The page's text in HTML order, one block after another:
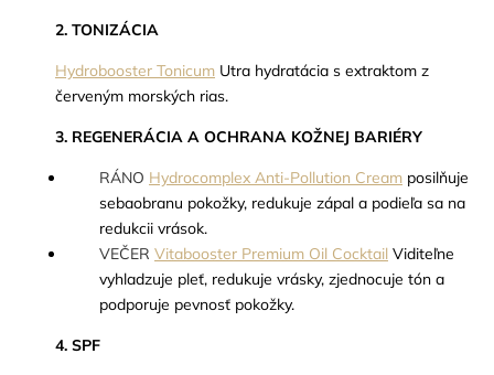
2. TONIZÁCIA
Hydrobooster Tonicum Utra hydratácia s extraktom z
červeným morských rias.
3. REGENERÁCIA A OCHRANA KOŽNEJ BARIÉRY
RÁNO Hydrocomplex Anti-Pollution Cream posilňuje
sebaobranu pokožky, redukuje zápal a podieľa sa na
redukcii vrások.
VEČER Vitabooster Premium Oil Cocktail Viditeľne
vyhladzuje pleť, redukuje vrásky, zjednocuje tón a
podporuje pevnosť pokožky.
4. SPF